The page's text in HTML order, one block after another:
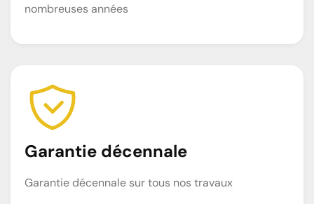
nombreuses années
Garantie décennale
Garantie décennale sur tous nos travaux